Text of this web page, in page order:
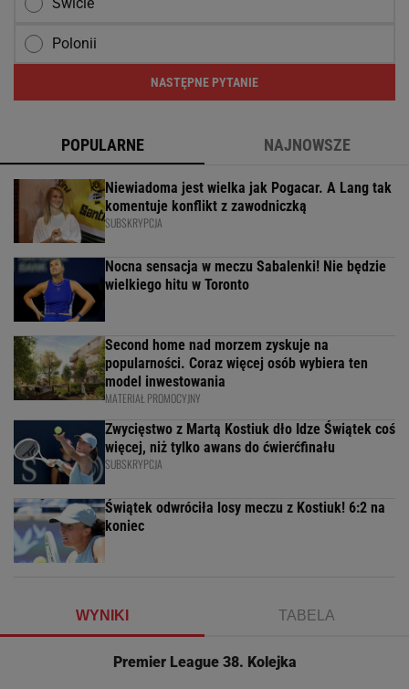
Polonii
NASTĘPNE PYTANIE
POPULARNE NAJNOWSZE
Niewiadoma jest wielka jak Pogacar. A Lang tak
komentuje konflikt z zawodniczką
SUBSKRYPCJA
Nocna sensacja w meczu Sabalenki! Nie będzie
wielkiego hitu w Toronto
Second home nad morzem zyskuje na
popularności. Coraz więcej osób wybiera ten
model inwestowania
MATERIAŁ PROMOCYJNY
Zwycięstwo z Martą Kostiuk dło Idze Świątek coś
więcej, niż tylko awans do ćwierćfinału
SUBSKRYPCJA
Świątek odwróciła losy meczu z Kostiuk! 6:2 na
koniec
WYNIKI TABELA
Premier League 38. Kolejka